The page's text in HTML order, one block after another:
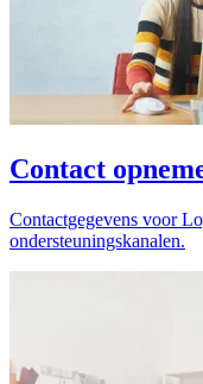
Contact
Contactgegevens voor
ondersteuningskanalen.